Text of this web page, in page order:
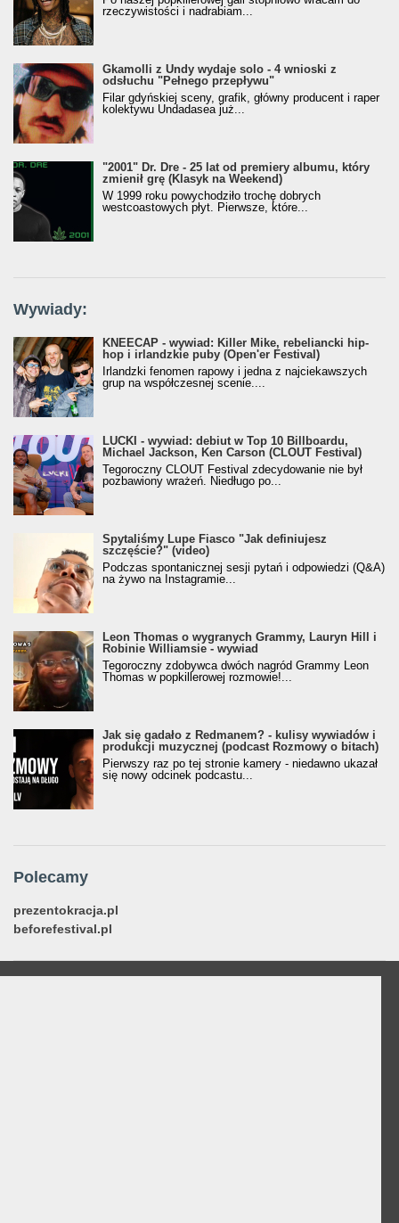
rzeczywistości i nadrabiam...
Gkamolli z Undy wydaje solo - 4 wnioski z
odsłuchu "Pełnego przepływu"
Filar gdyńskiej sceny, grafik, główny producent i raper
kolektywu Undadasea już...
"2001" Dr. Dre - 25 lat od premiery albumu, który
zmienił grę (Klasyk na Weekend)
W 1999 roku powychodziło trochę dobrych
westcoastowych płyt. Pierwsze, które...
Wywiady:
KNEECAP - wywiad: Killer Mike, rebeliancki hip-
hop i irlandzkie puby (Open'er Festival)
Irlandzki fenomen rapowy i jedna z najciekawszych
grup na współczesnej scenie....
LUCKI - wywiad: debiut w Top 10 Billboardu,
Michael Jackson, Ken Carson (CLOUT Festival)
Tegoroczny CLOUT Festival zdecydowanie nie był
pozbawiony wrażeń. Niedługo po...
Spytaliśmy Lupe Fiasco "Jak definiujesz
szczęście?" (video)
Podczas spontanicznej sesji pytań i odpowiedzi (Q&A)
na żywo na Instagramie...
Leon Thomas o wygranych Grammy, Lauryn Hill i
Robinie Williamsie - wywiad
Tegoroczny zdobywca dwóch nagród Grammy Leon
Thomas w popkillerowej rozmowie!...
Jak się gadało z Redmanem? - kulisy wywiadów i
produkcji muzycznej (podcast Rozmowy o bitach)
Pierwszy raz po tej stronie kamery - niedawno ukazał
się nowy odcinek podcastu...
Polecamy
prezentokracja.pl
beforefestival.pl